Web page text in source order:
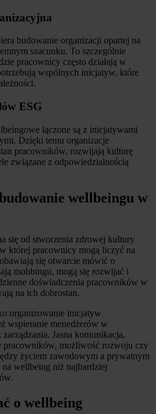
budowanie organizacji opartej na
szacunku. To szczególnie
pracownicy często działają w
wspólnych inicjatyw, które
ESG
łączone są z inicjatywami
Dzięki temu organizacje
pracowników, rozwijają kulturę
związane z odpowiedzialnością
wellbeingu w
się od stworzenia zdrowej kultury
której pracownicy mogą liczyć na
się otwarcie mówić o
mobbingu, mogą się rozwijać i
doświadczenia pracowników w
na ich dobrostan.
organizowanie inicjatyw
wspieranie menedżerów w
Jasna komunikacja,
pracowników, możliwość rozwoju czy
życiem zawodowym a prywatnym
wellbeing niż najbardziej
o wellbeing